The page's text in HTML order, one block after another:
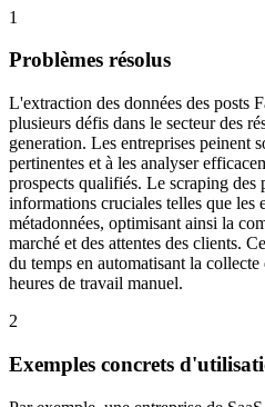
1
Problèmes résolus
L'extraction des données des posts
plusieurs défis dans le secteur des
generation. Les entreprises peinent
pertinentes et à les analyser
prospects qualifiés. Le scraping des
informations cruciales telles que les
métadonnées, optimisant ainsi la
marché et des attentes des clients.
du temps en automatisant la
heures de travail manuel.
2
Exemples concrets